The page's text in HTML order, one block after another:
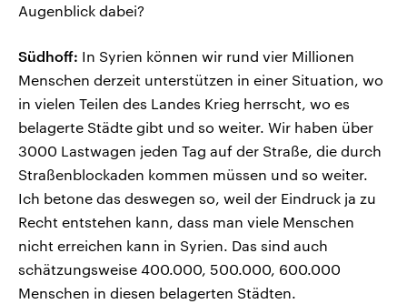
Augenblick dabei?
Südhoff: In Syrien können wir rund vier Millionen
Menschen derzeit unterstützen in einer Situation, wo
in vielen Teilen des Landes Krieg herrscht, wo es
belagerte Städte gibt und so weiter. Wir haben über
3000 Lastwagen jeden Tag auf der Straße, die durch
Straßenblockaden kommen müssen und so weiter.
Ich betone das deswegen so, weil der Eindruck ja zu
Recht entstehen kann, dass man viele Menschen
nicht erreichen kann in Syrien. Das sind auch
schätzungsweise 400.000, 500.000, 600.000
Menschen in diesen belagerten Städten.